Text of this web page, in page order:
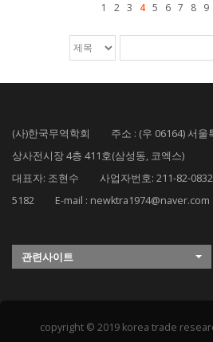
1
2 3 4 5 6 7 8 9
(사)한국무역학회 주소 : (우 06164) 서울
상사전시장 4층 411호(삼성동, 코엑스)
대표자: 조현수 사업자번호: 211-82-
5182 E-mail : newktra1974@naver.com
관련사이트
copyright © 2019 korea trade